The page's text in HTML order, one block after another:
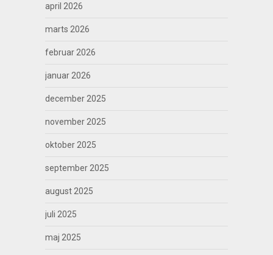
april 2026
marts 2026
februar 2026
januar 2026
december 2025
november 2025
oktober 2025
september 2025
august 2025
juli 2025
maj 2025